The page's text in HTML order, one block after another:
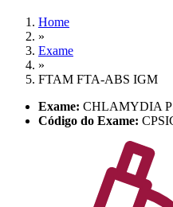
Home
»
Exame
»
FTAM FTA-ABS IGM
Exame: CHLAMYDIA
Código do Exame: